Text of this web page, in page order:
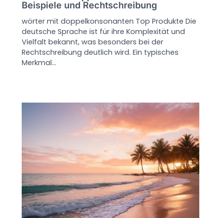
Beispiele und Rechtschreibung
wörter mit doppelkonsonanten Top Produkte Die
deutsche Sprache ist für ihre Komplexität und
Vielfalt bekannt, was besonders bei der
Rechtschreibung deutlich wird. Ein typisches
Merkmal…